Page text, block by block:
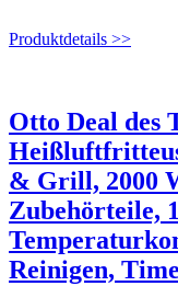
Produktdetails >>
Otto Deal des
& Grill, 2000
Zubehörteile,
Reinigen,